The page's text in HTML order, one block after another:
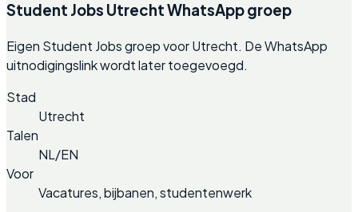
Student Jobs Utrecht WhatsApp groep
Eigen Student Jobs groep voor Utrecht. De WhatsApp
uitnodigingslink wordt later toegevoegd.
Stad
Utrecht
Talen
NL/EN
Voor
Vacatures, bijbanen, studentenwerk